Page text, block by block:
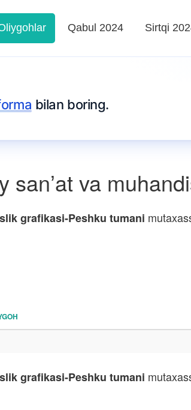
Qabul 2024 Sirtqi
bilan boring.
sanʼat va
grafikasi-Peshku tumani
grafikasi-Peshku tumani